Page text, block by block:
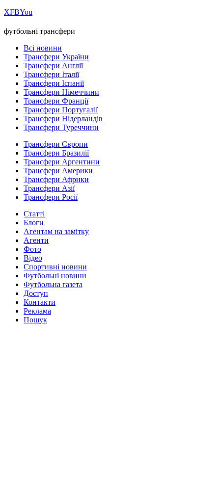
ХFBYou
футбольні трансфери
Всі новини
Трансфери України
Трансфери Англії
Трансфери Італії
Трансфери Іспанії
Трансфери Німеччини
Трансфери Франції
Трансфери Португалії
Трансфери Нідерландів
Трансфери Туреччини
Трансфери Європи
Трансфери Бразилії
Трансфери Аргентини
Трансфери Америки
Трансфери Африки
Трансфери Азії
Трансфери Росії
Статті
Блоги
Агентам на замітку
Агенти
Фото
Відео
Спортивні новини
Футбольні новини
Футбольна газета
Доступ
Контакти
Реклама
Пошук